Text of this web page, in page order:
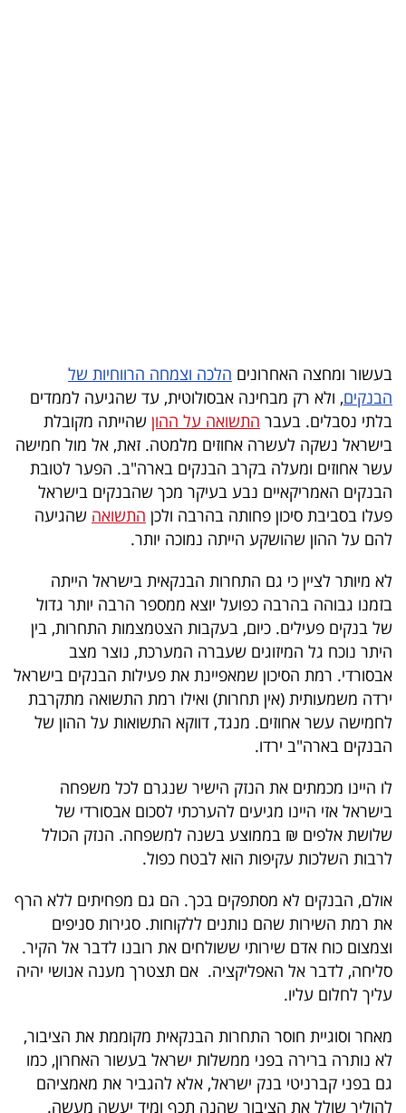
פודקאסט
40
UNDER
40
שיתופי
פעולה
דרושים
ניוזלטרים
מייל
אדום
פרסמו
באייס
עקבו
אחרינו:
בעשור ומחצה האחרונים הלכה וצמחה הרווחיות של
הבנקים, ולא רק מבחינה אבסולוטית, עד שהגיעה לממדים
בלתי נסבלים. בעבר התשואה על ההון שהייתה מקובלת
בישראל נשקה לעשרה אחוזים מלמטה. זאת, אל מול חמישה
עשר אחוזים ומעלה בקרב הבנקים בארה"ב. הפער לטובת
הבנקים האמריקאיים נבע בעיקר מכך שהבנקים בישראל
פעלו בסביבת סיכון פחותה בהרבה ולכן התשואה שהגיעה
להם על ההון שהושקע הייתה נמוכה יותר.
לא מיותר לציין כי גם התחרות הבנקאית בישראל הייתה
בזמנו גבוהה בהרבה כפועל יוצא ממספר הרבה יותר גדול
של בנקים פעילים. כיום, בעקבות הצטמצמות התחרות, בין
היתר נוכח גל המיזוגים שעברה המערכת, נוצר מצב
אבסורדי. רמת הסיכון שמאפיינת את פעילות הבנקים בישראל
ירדה משמעותית (אין תחרות) ואילו רמת התשואה מתקרבת
לחמישה עשר אחוזים. מנגד, דווקא התשואות על ההון של
הבנקים בארה"ב ירדו.
לו היינו מכמתים את הנזק הישיר שנגרם לכל משפחה
בישראל אזי היינו מגיעים להערכתי לסכום אבסורדי של
שלושת אלפים ₪ בממוצע בשנה למשפחה. הנזק הכולל
לרבות השלכות עקיפות הוא לבטח כפול.
אולם, הבנקים לא מסתפקים בכך. הם גם מפחיתים ללא הרף
את רמת השירות שהם נותנים ללקוחות. סגירות סניפים
וצמצום כוח אדם שירותי ששולחים את רובנו לדבר אל הקיר.
סליחה, לדבר אל האפליקציה. אם תצטרך מענה אנושי יהיה
עליך לחלום עליו.
מאחר וסוגיית חוסר התחרות הבנקאית מקוממת את הציבור,
לא נותרה ברירה בפני ממשלות ישראל בעשור האחרון, כמו
גם בפני קברניטי בנק ישראל, אלא להגביר את מאמציהם
להוליך שולל את הציבור שהנה תכף ומיד יעשה מעשה.